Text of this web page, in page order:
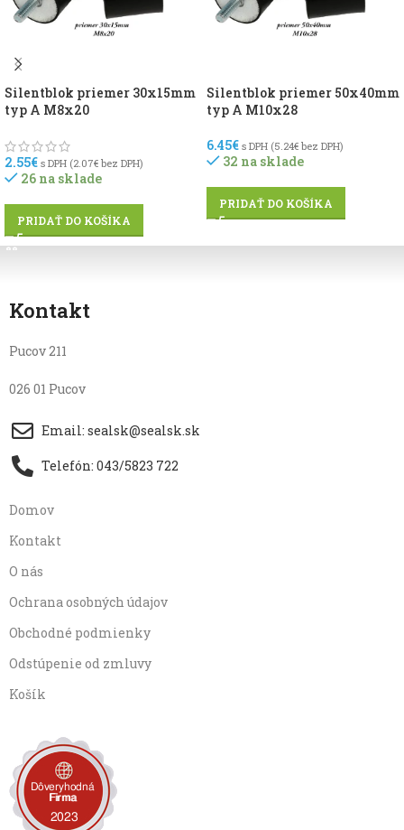
Silentblok priemer 30x15mm
typ A M8x20
2.55€ s DPH (2.07€ bez DPH)
26 na sklade
PRIDAŤ DO KOŠÍKA
Silentblok priemer 50x40mm
typ A M10x28
6.45€ s DPH (5.24€ bez DPH)
32 na sklade
PRIDAŤ DO KOŠÍKA
Kontakt
Pucov 211
026 01 Pucov
Email: sealsk@sealsk.sk
Telefón: 043/5823 722
Domov
Kontakt
O nás
Ochrana osobných údajov
Obchodné podmienky
Odstúpenie od zmluvy
Košík